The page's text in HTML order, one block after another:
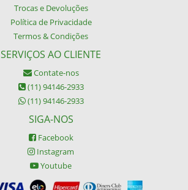
Trocas e Devoluções
Política de Privacidade
Termos & Condições
SERVIÇOS AO CLIENTE
Contate-nos
(11) 94146-2933
(11) 94146-2933
SIGA-NOS
Facebook
Instagram
Youtube